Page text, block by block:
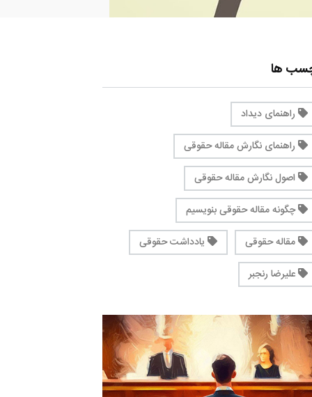
ها
راهنمای دیداد
راهنمای نگارش مقاله حقوقی
اصول نگارش مقاله حقوقی
چگونه مقاله حقوقی بنویسیم
مقاله حقوقی
یادداشت حقوقی
علیرضا رنجبر